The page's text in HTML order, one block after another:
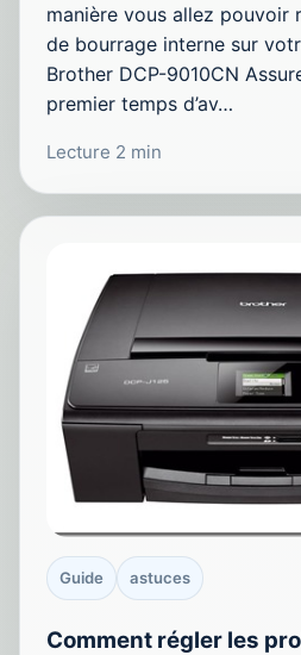
manière vous allez pouvoir
de bourrage interne sur
Brother DCP-9010CN
premier temps d’av…
Lecture 2 min
Guide astuces
Comment régler les